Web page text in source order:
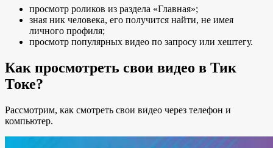
просмотр роликов из раздела «Главная»;
зная ник человека, его получится найти, не имея
личного профиля;
просмотр популярных видео по запросу или хештегу.
Как просмотреть свои видео в Тик
Токе?
Рассмотрим, как смотреть свои видео через телефон и
компьютер.